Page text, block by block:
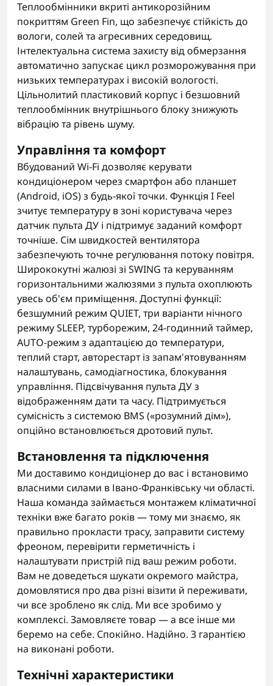
Теплообмінники вкриті антикорозійним
покриттям Green Fin, що забезпечує стійкість до
вологи, солей та агресивних середовищ.
Інтелектуальна система захисту від обмерзання
автоматично запускає цикл розморожування при
низьких температурах і високій вологості.
Цільнолитий пластиковий корпус і безшовний
теплообмінник внутрішнього блоку знижують
вібрацію та рівень шуму.
Управління та комфорт
Вбудований Wi-Fi дозволяє керувати
кондиціонером через смартфон або планшет
(Android, iOS) з будь-якої точки. Функція I Feel
зчитує температуру в зоні користувача через
датчик пульта ДУ і підтримує заданий комфорт
точніше. Сім швидкостей вентилятора
забезпечують точне регулювання потоку повітря.
Ширококутні жалюзі зі SWING та керуванням
горизонтальними жалюзями з пульта охоплюють
увесь об'єм приміщення. Доступні функції:
безшумний режим QUIET, три варіанти нічного
режиму SLEEP, турборежим, 24-годинний таймер,
AUTO-режим з адаптацією до температури,
теплий старт, авторестарт із запам'ятовуванням
налаштувань, самодіагностика, блокування
управління. Підсвічування пульта ДУ з
відображенням дати та часу. Підтримується
сумісність з системою BMS («розумний дім»),
опційно встановлюється дротовий пульт.
Встановлення та підключення
Ми доставимо кондиціонер до вас і встановимо
власними силами в Івано-Франківську чи області.
Наша команда займається монтажем кліматичної
техніки вже багато років — тому ми знаємо, як
правильно прокласти трасу, заправити систему
фреоном, перевірити герметичність і
налаштувати пристрій під ваш режим роботи.
Вам не доведеться шукати окремого майстра,
домовлятися про два різні візити й переживати,
чи все зроблено як слід. Ми все зробимо у
комплексі. Замовляєте товар — а все інше ми
беремо на себе. Спокійно. Надійно. З гарантією
на виконані роботи.
Технічні характеристики